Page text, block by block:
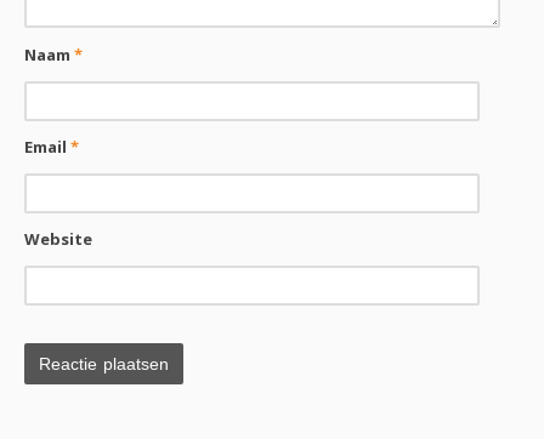
Naam*
Email*
Website